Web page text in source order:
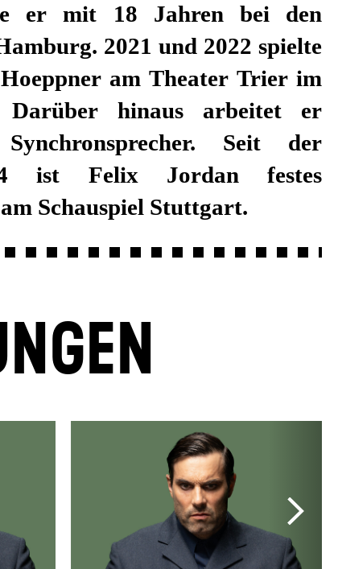
er mit 18 Jahren bei den
2021 und 2022 spielte
am Theater Trier im
hinaus arbeitet er
Seit der
ist Felix Jordan festes
Schauspiel Stuttgart.